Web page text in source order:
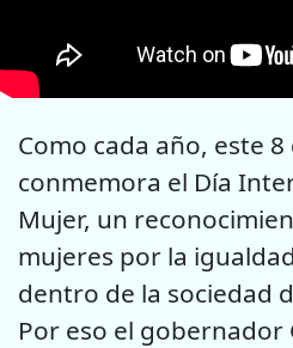
Como cada año, este
conmemora el Día
Mujer, un
mujeres por la
dentro de la sociedad
Por eso el gobernador